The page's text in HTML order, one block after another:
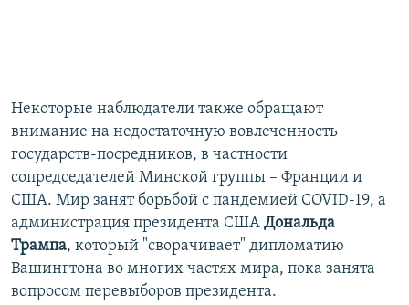
Некоторые наблюдатели также обращают
внимание на недостаточную вовлеченность
государств-посредников, в частности
сопредседателей Минской группы – Франции и
США. Мир занят борьбой с пандемией COVID-19, а
администрация президента США Дональда
Трампа, который "сворачивает" дипломатию
Вашингтона во многих частях мира, пока занята
вопросом перевыборов президента.